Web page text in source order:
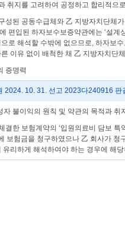
취지를 고려하여 공정하고 합리적
성된 공동수급체와 乙 지방자치단체
편입된 하자보수보증약관에는 ‘설
로 해석할 수밖에 없으므로, 하자보
이유 없이 배척한 채 乙 지방자치단
증명력
2024. 10. 31. 선고 2023다240916 판
자 불이익의 원칙 및 약관의 목적과
결한 보험계약의 ‘입원의료비 담보
보험금을 청구하였으나 乙 회사가
유리하게 해석하여야 하는 경우에 해